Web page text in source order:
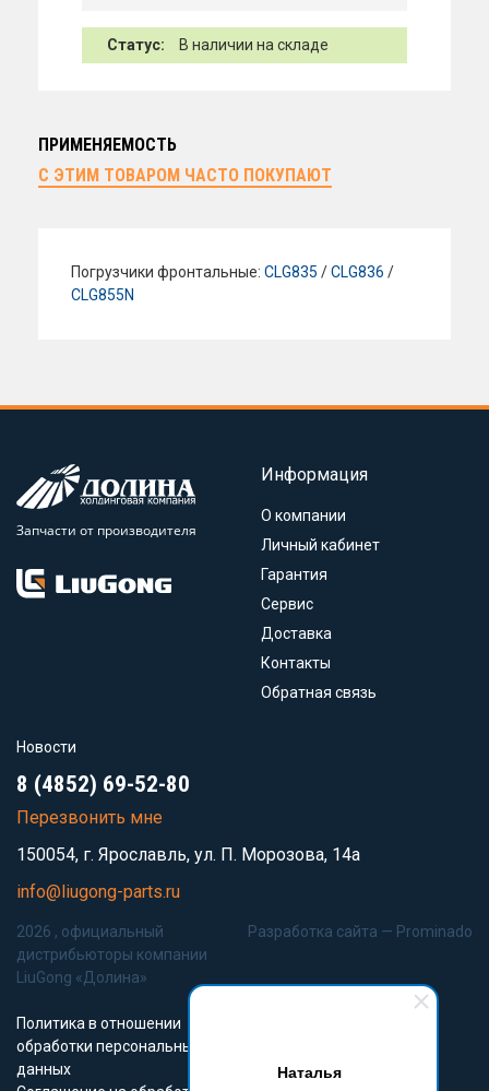
Наталья
Статус: В наличии на складе
ПРИМЕНЯЕМОСТЬ
С ЭТИМ ТОВАРОМ ЧАСТО ПОКУПАЮТ
Погрузчики фронтальные: CLG835 /CLG836 /
CLG855N
Запчасти от производителя
Информация
О компании
Личный кабинет
Гарантия
Сервис
Доставка
Контакты
Обратная связь
Новости
8 (4852) 69-52-80
Перезвонить мне
150054, г. Ярославль, ул. П. Морозова, 14а
info@liugong-parts.ru
2026 , официальный
дистрибьюторы компании
LiuGong «Долина»
Политика в отношении
обработки персональных
данных
Разработка сайта — Prominado